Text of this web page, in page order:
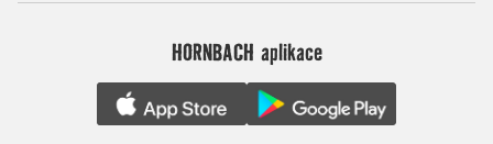
HORNBACH aplikace